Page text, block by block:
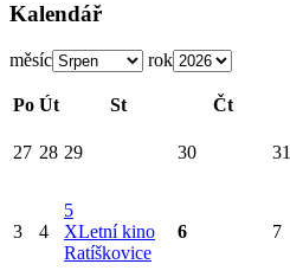
Kalendář
měsíc rok
Po Út St Čt
27 28 29 30 31
3 4
5
XLetní kino
Ratíškovice
6 7